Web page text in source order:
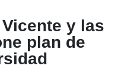
y las
plan de